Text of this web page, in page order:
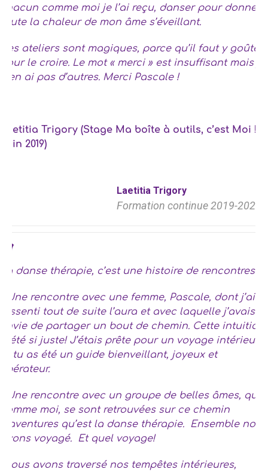
chacun comme moi je l’ai reçu, danser pour donner
toute la chaleur de mon âme s’éveillant.
Ces ateliers sont magiques, parce qu’il faut y goûter
pour le croire. Le mot « merci » est insuffisant mais je
n’en ai pas d’autres. Merci Pascale !
Laetitia Trigory (Stage Ma boîte à outils, c’est Moi ! –
Juin 2019)
Laetitia Trigory
Formation continue 2019-2020
La danse thérapie, c’est une histoire de rencontres.
…Une rencontre avec une femme, Pascale, dont j’ai
ressenti tout de suite l’aura et avec laquelle j’avais
envie de partager un bout de chemin. Cette intuition
a été si juste! J’étais prête pour un voyage intérieur
et tu as été un guide bienveillant, joyeux et
libérateur.
…Une rencontre avec un groupe de belles âmes, qui
comme moi, se sont retrouvées sur ce chemin
d’aventures qu’est la danse thérapie. Ensemble nous
avons voyagé. Et quel voyage!
Nous avons traversé nos tempêtes intérieures,